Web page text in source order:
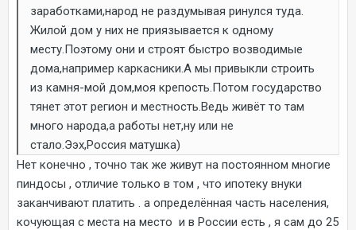
заработками,народ не раздумывая ринулся туда.
Жилой дом у них не приязывается к одному
месту.Поэтому они и строят быстро возводимые
дома,например каркасники.А мы привыкли строить
из камня-мой дом,моя крепость.Потом государство
тянет этот регион и местность.Ведь живёт то там
много народа,а работы нет,ну или не
стало.Ээх,Россия матушка)
Нет конечно , точно так же живут на постоянном многие
пиндосы , отличие только в том , что ипотеку внуки
заканчивают платить . а определённая часть населения,
кочующая с места на место и в России есть , я сам до 25